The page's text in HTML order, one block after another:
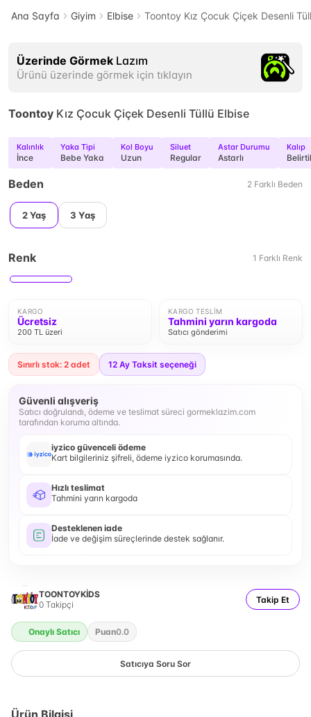
Ana Sayfa Giyim Elbise Toontoy Kız Çocuk Çiçek Desenli
Üzerinde Görmek Lazım
Ürünü üzerinde görmek için tıklayın
Toontoy Kız Çocuk Çiçek Desenli Tüllü Elbise
Kalınlık
İnce
Yaka Tipi
Bebe Yaka
Kol Boyu
Uzun
Siluet
Regular
Astar Durumu
Astarlı
Kalıp
Beden 2 Farklı Beden
2 Yaş 3 Yaş
Renk 1 Farklı Renk
KARGO
Ücretsiz
200 TL üzeri
KARGO TESLIM
Tahmini yarın kargoda
Satıcı gönderimi
Sınırlı stok: 2 adet 12 Ay Taksit seçeneği
Güvenli alışveriş
Satıcı doğrulandı, ödeme ve teslimat süreci gormeklazim.com
tarafından koruma altında.
iyzico güvenceli ödeme
Kart bilgileriniz şifreli, ödeme iyzico korumasında.
Hızlı teslimat
Tahmini yarın kargoda
Desteklenen iade
İade ve değişim süreçlerinde destek sağlanır.
TOONTOYKİDS
0 Takipçi Takip Et
Onaylı Satıcı Puan0.0
Satıcıya Soru Sor
Ürün Bilgisi